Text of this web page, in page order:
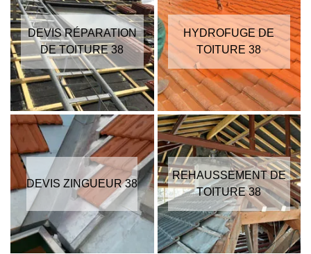
DEVIS RÉPARATION
DE TOITURE 38
HYDROFUGE DE
TOITURE 38
DEVIS ZINGUEUR 38
REHAUSSEMENT DE
TOITURE 38